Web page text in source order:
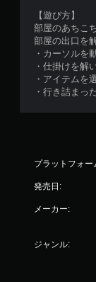
【遊び方】
部屋のあちこ
部屋の出口を
・カーソルを
・仕掛けを解
・アイテムを
・行き詰まっ
プラットフォー
発売日:
メーカー:
ジャンル: